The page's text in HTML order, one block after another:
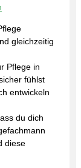
gleichzeitig
Pflege in
fühlst
entwickeln
du dich
diese